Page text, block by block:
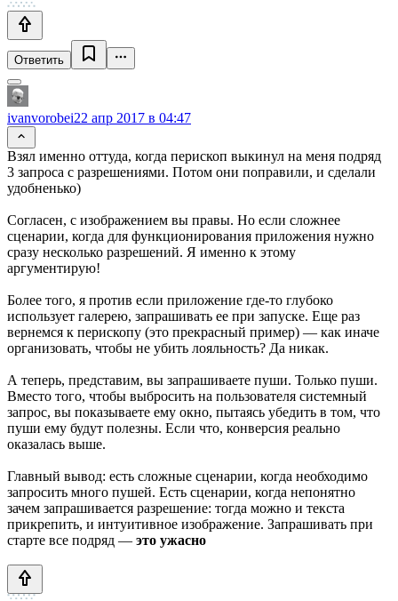
Ответить
ivanvorobei22 апр 2017 в 04:47
Взял именно оттуда, когда перископ выкинул на меня подряд
3 запроса с разрешениями. Потом они поправили, и сделали
удобненько)
Согласен, с изображением вы правы. Но если сложнее
сценарии, когда для функционирования приложения нужно
сразу несколько разрешений. Я именно к этому
аргументирую!
Более того, я против если приложение где-то глубоко
использует галерею, запрашивать ее при запуске. Еще раз
вернемся к перископу (это прекрасный пример) — как иначе
организовать, чтобы не убить лояльность? Да никак.
А теперь, представим, вы запрашиваете пуши. Только пуши.
Вместо того, чтобы выбросить на пользователя системный
запрос, вы показываете ему окно, пытаясь убедить в том, что
пуши ему будут полезны. Если что, конверсия реально
оказалась выше.
Главный вывод: есть сложные сценарии, когда необходимо
запросить много пушей. Есть сценарии, когда непонятно
зачем запрашивается разрешение: тогда можно и текста
прикрепить, и интуитивное изображение. Запрашивать при
старте все подряд — это ужасно